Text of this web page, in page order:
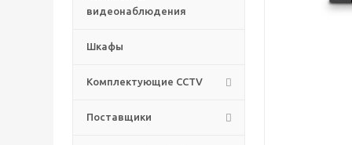
видеонаблюдения
Шкафы
Комплектующие CCTV
Поставщики